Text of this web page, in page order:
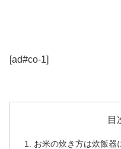
[ad#co-1]
目
お米の炊き方は炊飯器